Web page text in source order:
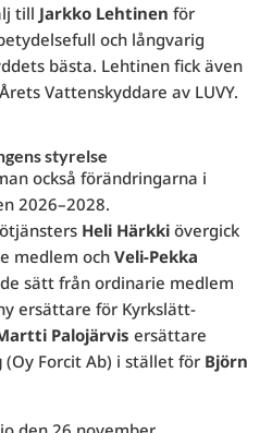
till Jarkko Lehtinen för
och långvarig
bästa. Lehtinen fick även
Vattenskyddare av LUVY.
styrelse
också förändringarna i
2026–2028.
Heli Härkkiövergick
medlem ochVeli-Pekka
sätt från ordinarie medlem
ersättare för Kyrkslätt-
Palojärvis ersättare
(Oy Forcit Ab) i stället för Björn